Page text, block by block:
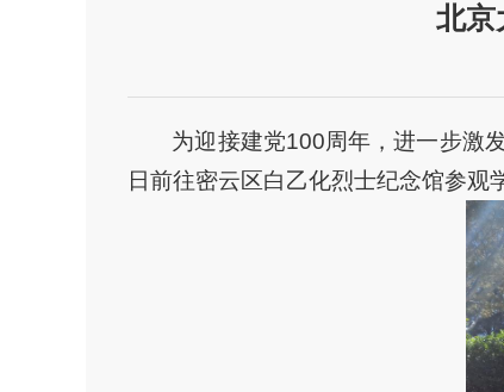
北京
为迎接建党100周年，进一步激
日前往密云区白乙化烈士纪念馆参观